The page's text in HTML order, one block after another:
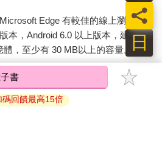
Edge 有較佳的線上瀏覽效
本，Android 6.0 以上版本，建議裝
體，至少有 30 MB以上的容量。
依照提示登入「會員中心」→「我
APP通行碼/載具管理」，取得通行
書
回饋最高15倍
日
員